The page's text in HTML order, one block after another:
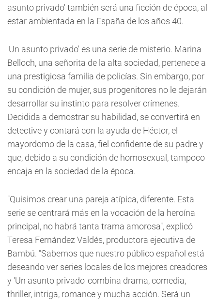
asunto privado' también será una ficción de época, al
estar ambientada en la España de los años 40.
'Un asunto privado' es una serie de misterio. Marina
Belloch, una señorita de la alta sociedad, pertenece a
una prestigiosa familia de policías. Sin embargo, por
su condición de mujer, sus progenitores no le dejarán
desarrollar su instinto para resolver crímenes.
Decidida a demostrar su habilidad, se convertirá en
detective y contará con la ayuda de Héctor, el
mayordomo de la casa, fiel confidente de su padre y
que, debido a su condición de homosexual, tampoco
encaja en la sociedad de la época.
"Quisimos crear una pareja atípica, diferente. Esta
serie se centrará más en la vocación de la heroína
principal, no habrá tanta trama amorosa", explicó
Teresa Fernández Valdés, productora ejecutiva de
Bambú. "Sabemos que nuestro público español está
deseando ver series locales de los mejores creadores
y 'Un asunto privado' combina drama, comedia,
thriller, intriga, romance y mucha acción. Será un